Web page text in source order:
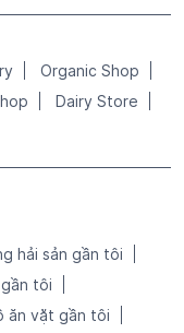
Organic Shop
Dairy Store
hải sản gần tôi
tôi
ăn vặt gần tôi